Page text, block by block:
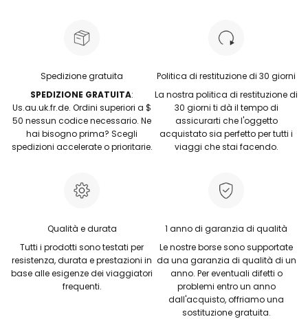
Spedizione gratuita
SPEDIZIONE GRATUITA:
Us.au.uk.fr.de. Ordini superiori a $
50 nessun codice necessario. Ne
hai bisogno prima? Scegli
spedizioni accelerate o prioritarie.
Politica di restituzione di 30 giorni
La nostra politica di restituzione di
30 giorni ti dà il tempo di
assicurarti che l'oggetto
acquistato sia perfetto per tutti i
viaggi che stai facendo.
Qualità e durata
Tutti i prodotti sono testati per
resistenza, durata e prestazioni in
base alle esigenze dei viaggiatori
frequenti.
1 anno di garanzia di qualità
Le nostre borse sono supportate
da una garanzia di qualità di un
anno. Per eventuali difetti o
problemi entro un anno
dall'acquisto, offriamo una
sostituzione gratuita.